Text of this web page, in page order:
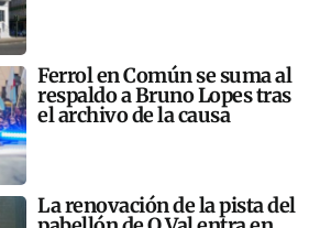
Ferrol en Común se suma al
respaldo a Bruno Lopes tras
el archivo de la causa
La renovación de la pista del